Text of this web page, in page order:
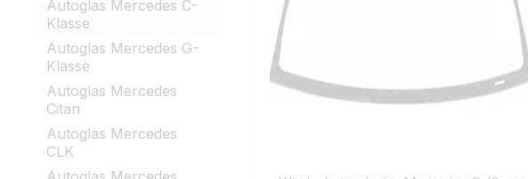
Autoglas Mercedes C-
Klasse
Autoglas Mercedes G-
Klasse
Autoglas Mercedes
Citan
Autoglas Mercedes
CLK